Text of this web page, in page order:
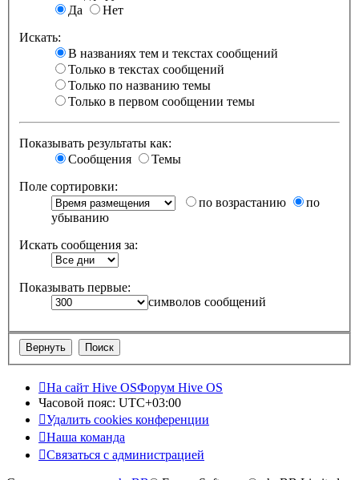
Да
Нет
Искать:
В названиях тем и текстах сообщений
Только в текстах сообщений
Только по названию темы
Только в первом сообщении темы
Показывать результаты как:
Сообщения
Темы
Поле сортировки:
по возрастанию
по
убыванию
Искать сообщения за:
Показывать первые:
символов сообщений
На сайт Hive OSФорум Hive OS
Часовой пояс: UTC+03:00
Удалить cookies конференции
Наша команда
Связаться с администрацией